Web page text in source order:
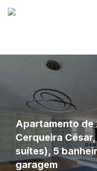
Apartamento de
Cerqueira
suítes), 5
garagem